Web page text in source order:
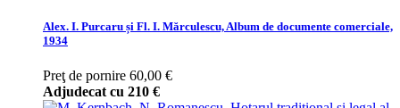
Alex. I. Purcaru și Fl. I. Mărculescu, Album de documente comerciale,
1934
Preţ de pornire 60,00 €
Adjudecat cu 210 €